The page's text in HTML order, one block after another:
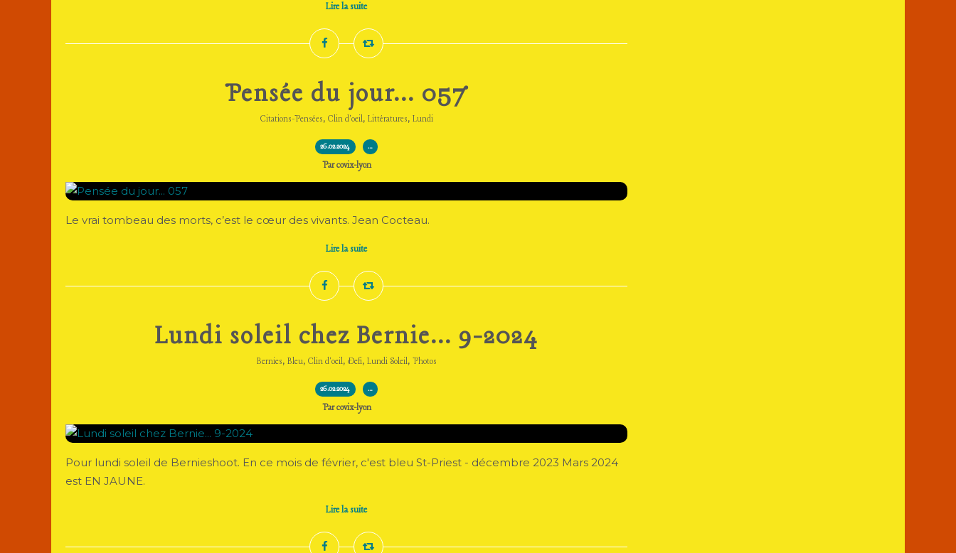
Lire la suite
Pensée du jour... 057
Citations-Pensées, Clin d'oeil, Littératures, Lundi
26.02.2024 …
Par covix-lyon
Le vrai tombeau des morts, c’est le cœur des vivants. Jean Cocteau.
Lire la suite
Lundi soleil chez Bernie... 9-2024
Bernies, Bleu, Clin d'oeil, Defi, Lundi Soleil, Photos
26.02.2024 …
Par covix-lyon
Pour lundi soleil de Bernieshoot. En ce mois de février, c'est bleu St-Priest - décembre 2023 Mars 2024
est EN JAUNE.
Lire la suite